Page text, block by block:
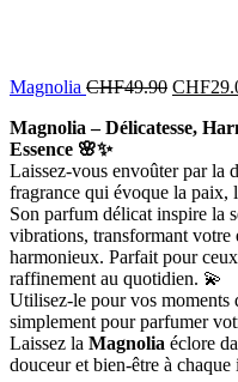
Magnolia CHF49.90 CHF
Magnolia – Délicatesse,
Essence 🌸✨
Laissez-vous envoûter par la
fragrance qui évoque la paix,
Son parfum délicat inspire la
vibrations, transformant votre
harmonieux. Parfait pour
raffinement au quotidien. 💫
Utilisez-le pour vos moments
simplement pour parfumer
Laissez la Magnolia éclore
douceur et bien-être à chaque